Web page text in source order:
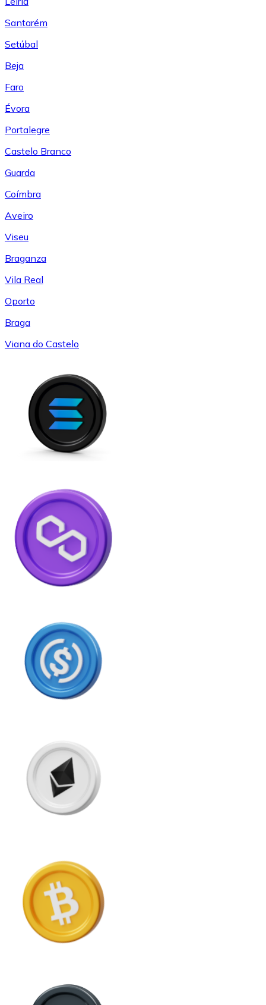
Santarém
Setúbal
Beja
Faro
Évora
Portalegre
Castelo Branco
Guarda
Coímbra
Aveiro
Viseu
Braganza
Vila Real
Oporto
Braga
Viana do Castelo